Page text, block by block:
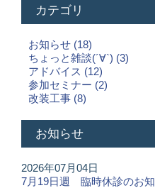
カテゴリ
お知らせ (18)
ちょっと雑談(´∀`) (3)
アドバイス (12)
参加セミナー (2)
改装工事 (8)
お知らせ
2026年07月04日
7月19日週 臨時休診のお知